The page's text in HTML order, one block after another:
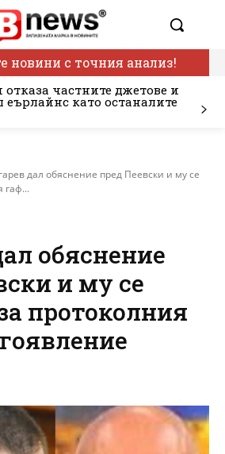
новини с точния анализ!
отказа частните джетове и
като останалите
дал обяснение пред Пеевски и му се
гаф...
обяснение
и му се
протоколния